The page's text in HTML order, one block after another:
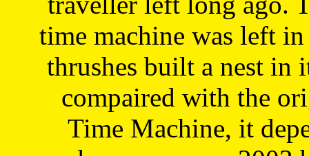
time machine was left
thrushes built a nest in
compaired with the
Time Machine, it